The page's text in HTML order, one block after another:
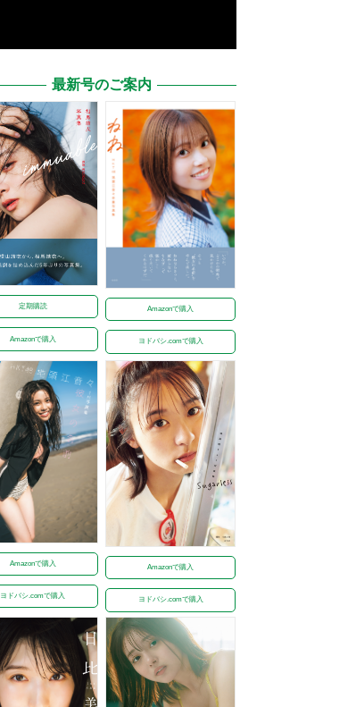
最新号のご案内
定期購読
Amazonで購入
Amazonで購入
ヨドバシ.comで購入
Amazonで購入
ヨドバシ.comで購入
Amazonで購入
ヨドバシ.comで購入